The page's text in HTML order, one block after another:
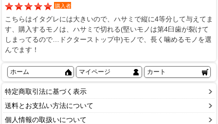
購入者
こちらはイタグレには大きいので、ハサミで縦に4等分して与えてま
す、購入するモノは、ハサミで切れる(堅いモノは第4臼歯が裂けて
しまってるので…ドクターストップ中)モノで、長く噛めるモノを選
んでます！
ホーム マイページ カート
特定商取引法に基づく表示
送料とお支払い方法について
個人情報の取扱いについて